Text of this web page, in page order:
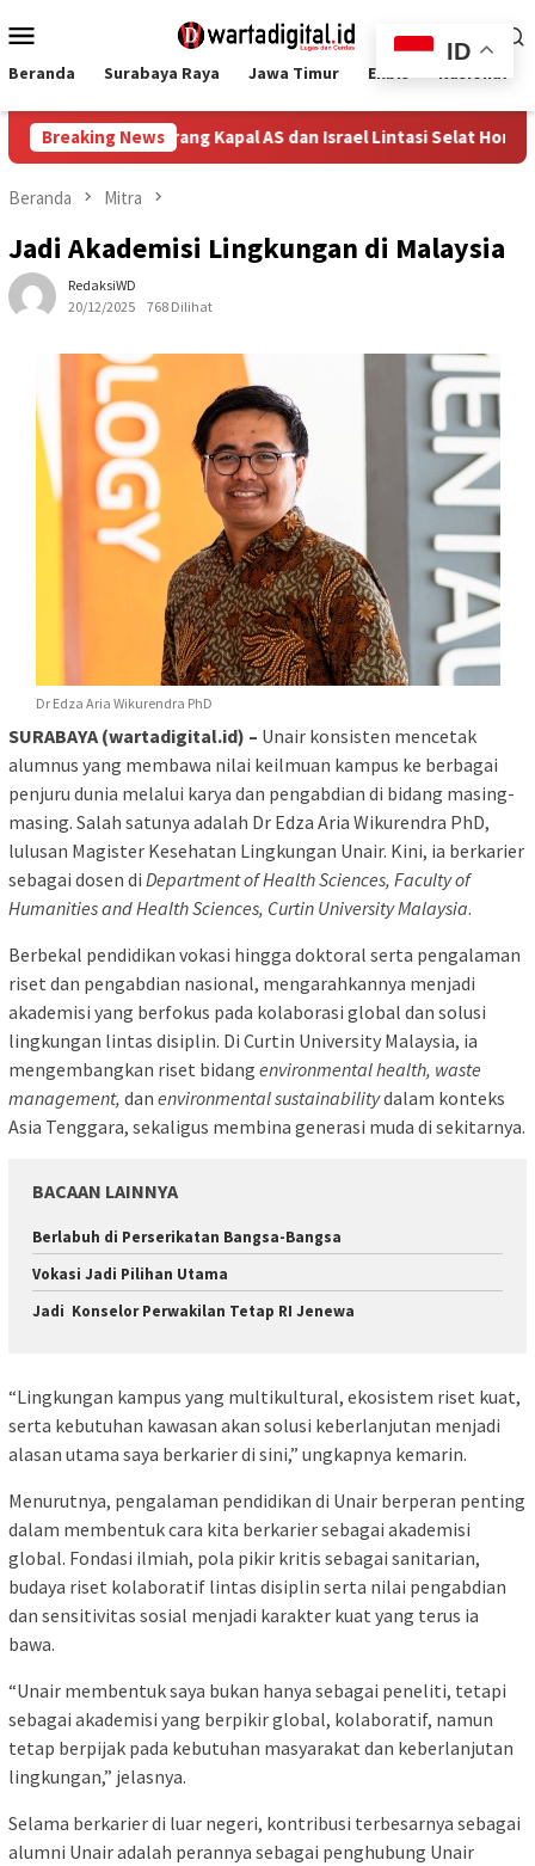
ke
Mobile
Beranda Surabaya Raya Jawa Timur Ekbis Nasional
Breaking News
RUU Larang Kapal AS dan Israel Lintasi Selat Hormuz
Beranda Mitra
Jadi Akademisi Lingkungan di Malaysia
RedaksiWD
20/12/2025
768 Dilihat
Dr Edza Aria Wikurendra PhD
SURABAYA (wartadigital.id) – Unair konsisten mencetak
alumnus yang membawa nilai keilmuan kampus ke berbagai
penjuru dunia melalui karya dan pengabdian di bidang masing-
masing. Salah satunya adalah Dr Edza Aria Wikurendra PhD,
lulusan Magister Kesehatan Lingkungan Unair. Kini, ia berkarier
sebagai dosen di Department of Health Sciences, Faculty of
Humanities and Health Sciences, Curtin University Malaysia.
Berbekal pendidikan vokasi hingga doktoral serta pengalaman
riset dan pengabdian nasional, mengarahkannya menjadi
akademisi yang berfokus pada kolaborasi global dan solusi
lingkungan lintas disiplin. Di Curtin University Malaysia, ia
mengembangkan riset bidang environmental health, waste
management, dan environmental sustainabilitydalam konteks
Asia Tenggara, sekaligus membina generasi muda di sekitarnya.
BACAAN LAINNYA
Berlabuh di Perserikatan Bangsa-Bangsa
Vokasi Jadi Pilihan Utama
Jadi Konselor Perwakilan Tetap RI Jenewa
“Lingkungan kampus yang multikultural, ekosistem riset kuat,
serta kebutuhan kawasan akan solusi keberlanjutan menjadi
alasan utama saya berkarier di sini,” ungkapnya kemarin.
Menurutnya, pengalaman pendidikan di Unair berperan penting
dalam membentuk cara kita berkarier sebagai akademisi
global. Fondasi ilmiah, pola pikir kritis sebagai sanitarian,
budaya riset kolaboratif lintas disiplin serta nilai pengabdian
dan sensitivitas sosial menjadi karakter kuat yang terus ia
bawa.
“Unair membentuk saya bukan hanya sebagai peneliti, tetapi
sebagai akademisi yang berpikir global, kolaboratif, namun
tetap berpijak pada kebutuhan masyarakat dan keberlanjutan
lingkungan,” jelasnya.
Selama berkarier di luar negeri, kontribusi terbesarnya sebagai
alumni Unair adalah perannya sebagai penghubung Unair
ID